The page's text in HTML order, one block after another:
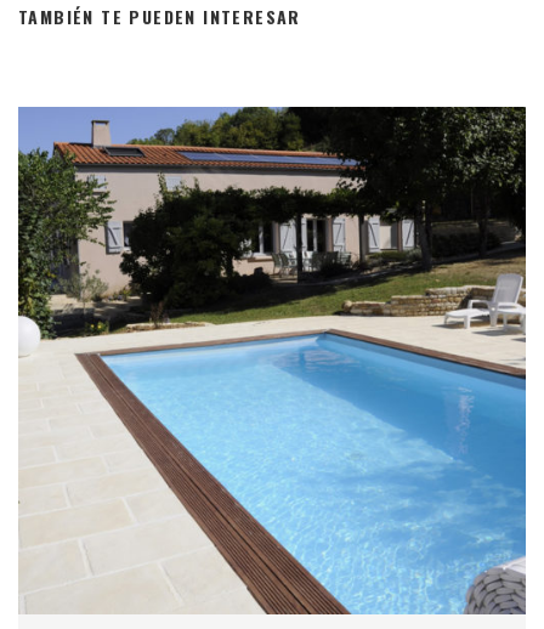
TAMBIÉN TE PUEDEN INTERESAR